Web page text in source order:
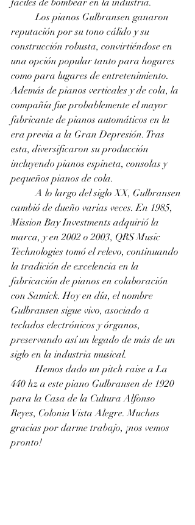
fáciles de bombear en la industria.
	Los pianos Gulbransen ganaron
reputación por su tono cálido y su
construcción robusta, convirtiéndose en
una opción popular tanto para hogares
como para lugares de entretenimiento.
Además de pianos verticales y de cola, la
compañía fue probablemente el mayor
fabricante de pianos automáticos en la
era previa a la Gran Depresión. Tras
esta, diversificaron su producción
incluyendo pianos espineta, consolas y
pequeños pianos de cola.
	A lo largo del siglo XX, Gulbransen
cambió de dueño varias veces. En 1985,
Mission Bay Investments adquirió la
marca, y en 2002 o 2003, QRS Music
Technologies tomó el relevo, continuando
la tradición de excelencia en la
fabricación de pianos en colaboración
con Samick. Hoy en día, el nombre
Gulbransen sigue vivo, asociado a
teclados electrónicos y órganos,
preservando así un legado de más de un
siglo en la industria musical.
	Hemos dado un pitch raise a La
440 hz a este piano Gulbransen de 1920
para la Casa de la Cultura Alfonso
Reyes, Colonia Vista Alegre. Muchas
gracias por darme trabajo, ¡nos vemos
pronto!